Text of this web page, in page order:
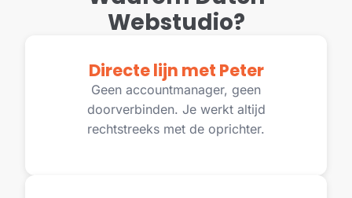
Webstudio?
Directe lijn met Peter
Geen accountmanager, geen
doorverbinden. Je werkt altijd
rechtstreeks met de oprichter.